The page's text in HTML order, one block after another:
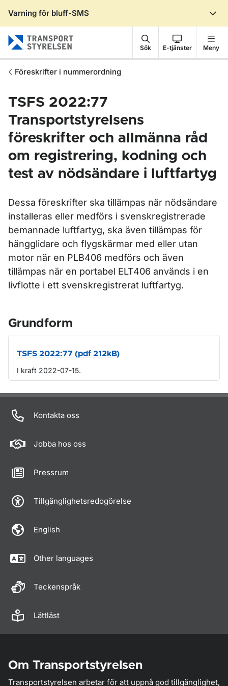
Varning för bluff-SMS
Sök E-tjänster Meny
Föreskrifter i nummerordning
TSFS 2022:77
Transportstyrelsens
föreskrifter och allmänna råd
om registrering, kodning och
test av nödsändare i luftfartyg
Dessa föreskrifter ska tillämpas när nödsändare
installeras eller medförs i svenskregistrerade
bemannade luftfartyg, ska även tillämpas för
hängglidare och flygskärmar med eller utan
motor när en PLB406 medförs och även
tillämpas när en portabel ELT406 används i en
livflotte i ett svenskregistrerat luftfartyg.
Grundform
TSFS 2022:77 (pdf 212kB)
I kraft 2022-07-15.
Om sidan
Kontakta oss
Jobba hos oss
Pressrum
Tillgänglighetsredogörelse
English
Other languages
Teckenspråk
Lättläst
Om Transportstyrelsen
Transportstyrelsen arbetar för att uppnå god tillgänglighet,